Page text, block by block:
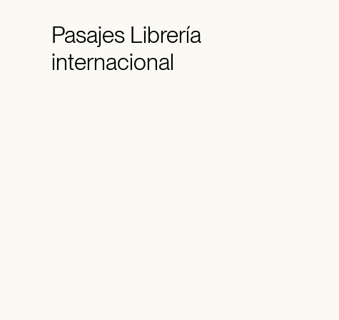
PasajesLibrería
internacional